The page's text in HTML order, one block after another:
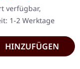
Doppel-Vinyl
Cover. "The
verfügbar,
1-2 Werktage
HINZUFÜGEN